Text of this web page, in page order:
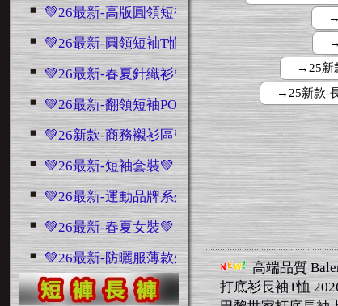
💚26最新-高版圓領短袖💚 ...7566
💚26最新-圓領短袖T恤💚...5938
💚26最新-春夏針織衫💚 ...622
💚26最新-翻領短袖POLO💚...2433
💚26新款-商務襯衫區💚...2688
💚26最新-短袖套裝💚 ...3130
💚26最新-運動品牌系列💚 ...990
💚26最新-春夏女裝💚...579
💚26最新-防曬服薄款外套💚...95
→25新
→25新款-
高端品質
打底衫長袖T恤